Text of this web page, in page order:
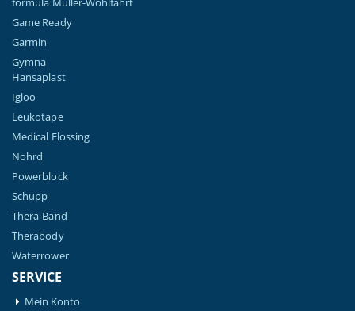
Game Ready
Garmin
Gymna
Hansaplast
Igloo
Leukotape
Medical Flossing
Nohrd
Powerblock
Schupp
Thera-Band
Therabody
Waterrower
SERVICE
Mein Konto